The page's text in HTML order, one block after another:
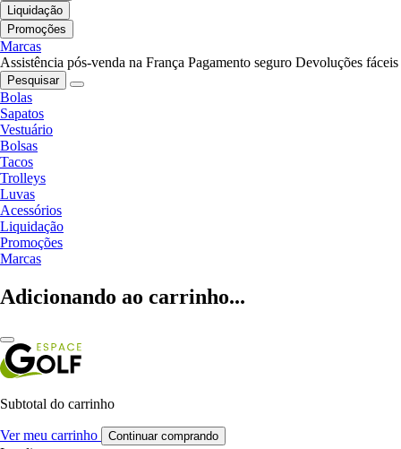
Liquidação
Promoções
Marcas
Assistência pós-venda na França Pagamento seguro Devoluções fáceis
Pesquisar
Bolas
Sapatos
Vestuário
Bolsas
Tacos
Trolleys
Luvas
Acessórios
Liquidação
Promoções
Marcas
Adicionando ao carrinho...
Subtotal do carrinho
Ver meu carrinho Continuar comprando